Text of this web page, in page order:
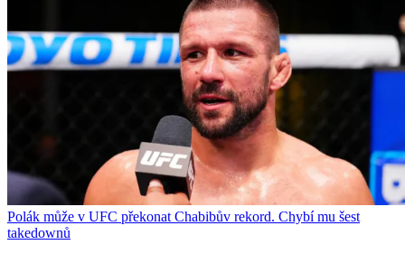
Polák může v UFC překonat Chabibův rekord. Chybí mu šest
takedownů